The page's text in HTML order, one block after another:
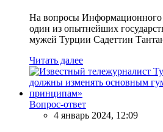
На вопросы Информационного
один из опытнейших
мужей Турции Садеттин
Читать далее
Вопрос-ответ
4 январь 2024, 12:09